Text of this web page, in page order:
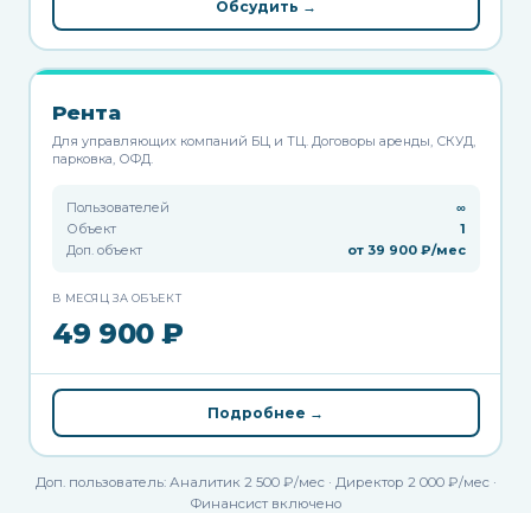
Обсудить →
Рента
Для управляющих компаний БЦ и ТЦ. Договоры аренды, СКУД,
парковка, ОФД.
Пользователей
∞
Объект
1
Доп. объект
от 39 900 ₽/мес
В МЕСЯЦ ЗА ОБЪЕКТ
49 900 ₽
Подробнее →
Доп. пользователь: Аналитик 2 500 ₽/мес · Директор 2 000 ₽/мес ·
Финансист включено